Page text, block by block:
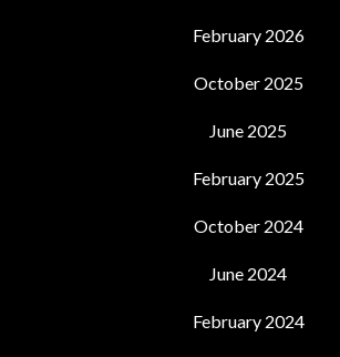
February 2026
October 2025
June 2025
February 2025
October 2024
June 2024
February 2024